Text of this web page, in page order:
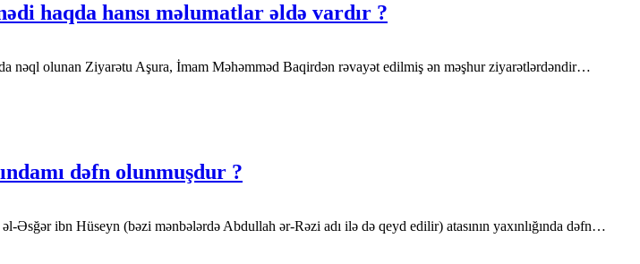
haqda hansı məlumatlar əldə vardır ?
nəql olunan Ziyarətu Aşura, İmam Məhəmməd Baqirdən rəvayət edilmiş ən məşhur ziyarətlərdəndir…
dəfn olunmuşdur ?
ibn Hüseyn (bəzi mənbələrdə Abdullah ər-Rəzi adı ilə də qeyd edilir) atasının yaxınlığında dəfn…